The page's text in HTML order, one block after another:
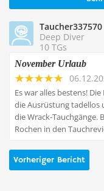
Taucher337570
Deep Diver
10 TGs
November Urlaub
Es war alles bestens!
die Ausrüstung tadellos
die Wrack-Tauchgänge.
Rochen in den
Vorheriger Bericht